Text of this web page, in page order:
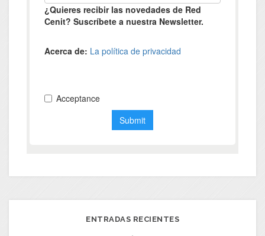
ENTRADAS RECIENTES